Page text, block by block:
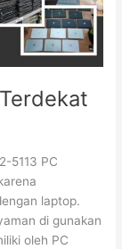
5113 PC
laptop.
di gunakan
oleh PC